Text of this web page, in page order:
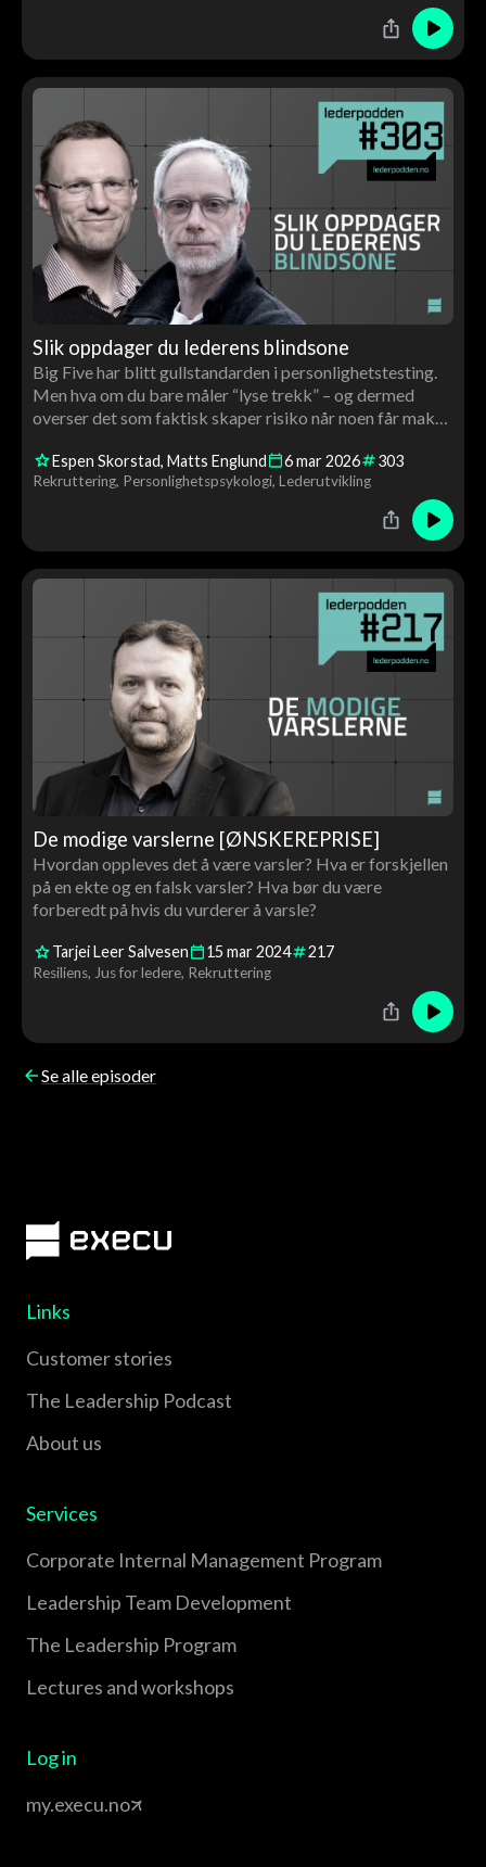
Slik oppdager du lederens blindsone
Big Five har blitt gullstandarden i personlighetstesting.
Men hva om du bare måler “lyse trekk” – og dermed
overser det som faktisk skaper risiko når noen får makt,
Espen Skorstad Matts Englund 6mar2026 303
Rekruttering Personlighetspsykologi Lederutvikling
De modige varslerne [ØNSKEREPRISE]
Hvordan oppleves det å være varsler? Hva er forskjellen
på en ekte og en falsk varsler? Hva bør du være
forberedt på hvis du vurderer å varsle?
Tarjei Leer Salvesen 15 mar2024 217
Resiliens Jus for ledere Rekruttering
Se alle episoder
Links
Customer stories
The Leadership Podcast
About us
Services
Corporate Internal Management Program
Leadership Team Development
The Leadership Program
Lectures and workshops
Log in
my.execu.no